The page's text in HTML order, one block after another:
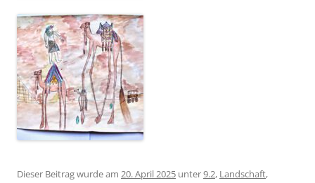
Dieser Beitrag wurde am 20. April 2025 unter9.2, Landschaft,